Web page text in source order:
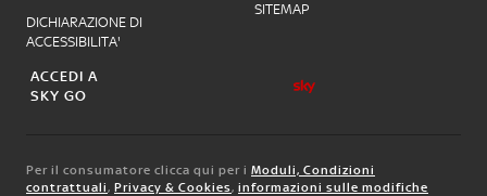
DICHIARAZIONE DI
ACCESSIBILITA'
SITEMAP
ACCEDI A
SKY GO
Per il consumatore clicca qui per i Moduli, Condizioni
contrattuali, Privacy & Cookies, informazioni sulle modifiche